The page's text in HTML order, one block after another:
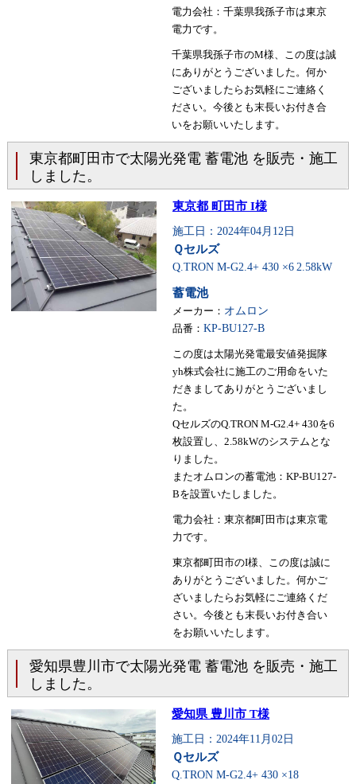
電力会社：千葉県我孫子市は東京
電力です。
千葉県我孫子市のM様、この度は誠
にありがとうございました。何か
ございましたらお気軽にご連絡く
ださい。今後とも末長いお付き合
いをお願いいたします。
東京都町田市で太陽光発電 蓄電池 を販売・施工
しました。
東京都 町田市 I様
施工日：2024年04月12日
Ｑセルズ
Q.TRON M-G2.4+ 430 ×6 2.58kW
蓄電池
メーカー： オムロン
品番： KP-BU127-B
この度は太陽光発電最安値発掘隊
yh株式会社に施工のご用命をいた
だきましてありがとうございまし
た。
QセルズのQ.TRON M-G2.4+ 430を6
枚設置し、2.58kWのシステムとな
りました。
またオムロンの蓄電池：KP-BU127-
Bを設置いたしました。
電力会社：東京都町田市は東京電
力です。
東京都町田市のI様、この度は誠に
ありがとうございました。何かご
ざいましたらお気軽にご連絡くだ
さい。今後とも末長いお付き合い
をお願いいたします。
愛知県豊川市で太陽光発電 蓄電池 を販売・施工
しました。
愛知県 豊川市 T様
施工日：2024年11月02日
Ｑセルズ
Q.TRON M-G2.4+ 430 ×18